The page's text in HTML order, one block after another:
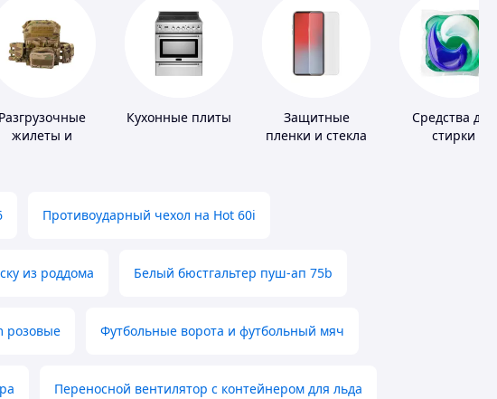
Разгрузочные
жилеты и
Кухонные плиты
Защитные
пленки и стекла
Средства для
стирки
Противоударный чехол на Hot 60i
из роддома Белый бюстгальтер пуш-ап 75b
розовые Футбольные ворота и футбольный мяч
Переносной вентилятор с контейнером для льда